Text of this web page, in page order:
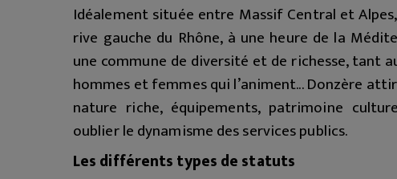
Idéalement située entre Massif Central et
rive gauche du Rhône, à une heure de la
une commune de diversité et de richesse, tant
hommes et femmes qui l’animent... Donzère
nature riche, équipements, patrimoine
oublier le dynamisme des services publics.
Les différents types de statuts